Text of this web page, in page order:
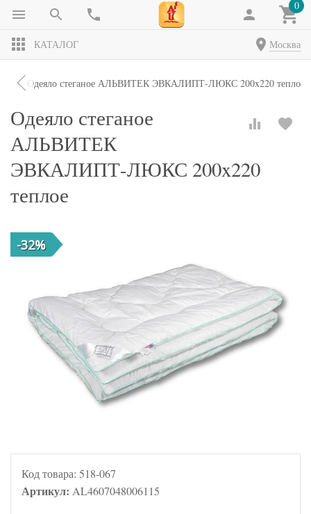
0
КАТАЛОГ Москва
Одеяло стеганое АЛЬВИТЕК ЭВКАЛИПТ-ЛЮКС 200x220 теплое
Одеяло стеганое
АЛЬВИТЕК
ЭВКАЛИПТ-ЛЮКС 200x220
теплое
-32%
Код товара: 518-067
Артикул: AL4607048006115